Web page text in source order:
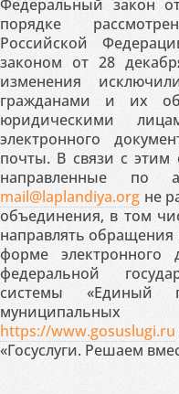
Федеральный закон
порядке
Российской
законом от 28
изменения
гражданами и их
юридическими
электронного
почты. В связи с этим
направленные по
mail@laplandiya.org не
объединения, в том
направлять
форме электронного
федеральной
системы «Единый
https://www.gosuslugi.ru
«Госуслуги. Решаем